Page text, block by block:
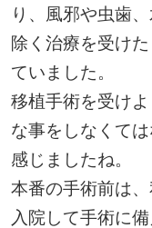
り、風邪や虫歯
除く治療を受け
ていました。
移植手術を受け
な事をしなくて
感じましたね。
本番の手術前は
入院して手術に